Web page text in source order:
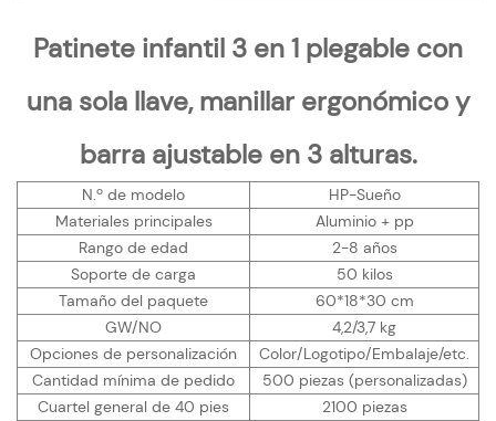
Patinete infantil 3 en 1 plegable con
una sola llave, manillar ergonómico y
barra ajustable en 3 alturas.
N.º de modelo
HP-Sueño
Materiales principales
Aluminio + pp
Rango de edad
2-8 años
Soporte de carga
50 kilos
Tamaño del paquete
60*18*30 cm
GW/NO
4,2/3,7 kg
Opciones de personalización
Color/Logotipo/Embalaje/etc.
Cantidad mínima de pedido
500 piezas (personalizadas)
Cuartel general de 40 pies
2100 piezas